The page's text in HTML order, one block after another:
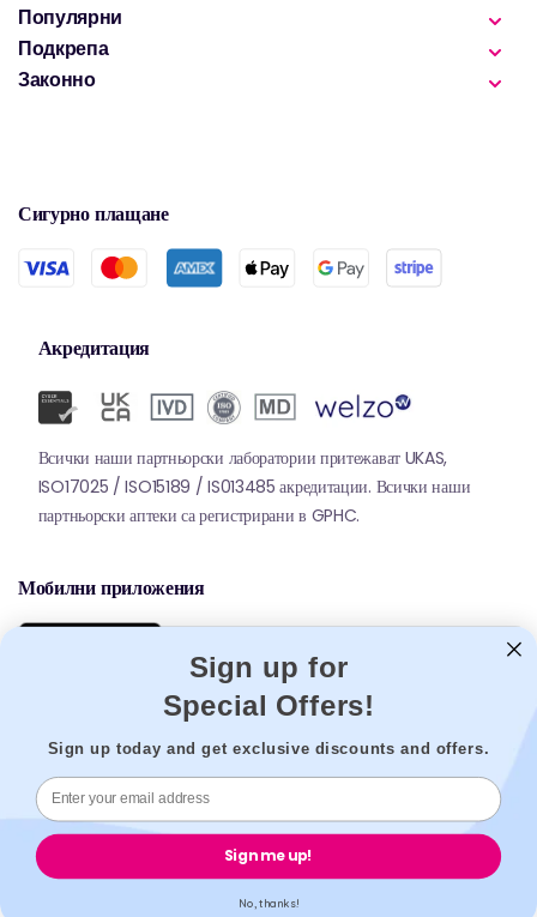
Популярни
Подкрепа
Законно
Сигурно плащане
Акредитация
Всички наши партньорски лаборатории притежават UKAS,
ISO17025 / ISO15189 / IS013485 акредитации. Всички наши
партньорски аптеки са регистрирани в GPHC.
Мобилни приложения
© 2026,Welzo. Всички права запазени.
Sign up for
Special Offers!
Sign up today and get exclusive discounts and offers.
Sign me up!
No, thanks!